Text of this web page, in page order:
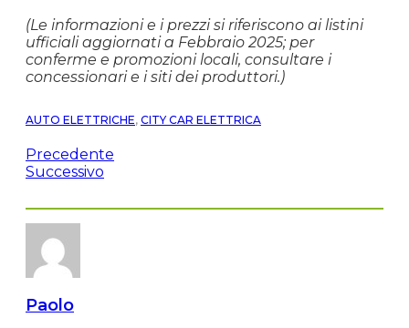
(Le informazioni e i prezzi si riferiscono ai listini
ufficiali aggiornati a Febbraio 2025; per
conferme e promozioni locali, consultare i
concessionari e i siti dei produttori.)
AUTO ELETTRICHE, CITY CAR ELETTRICA
Precedente
Successivo
Paolo